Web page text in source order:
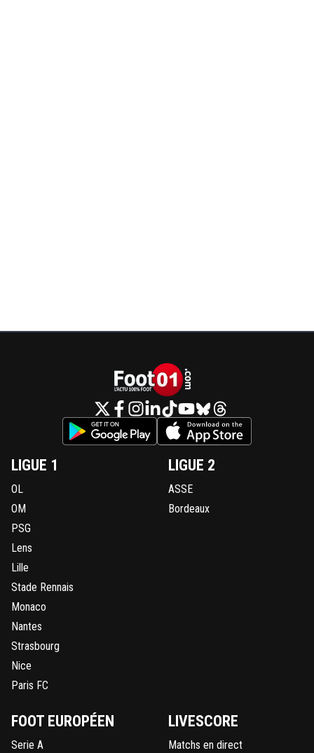
LIGUE 1
OL
OM
PSG
Lens
Lille
Stade Rennais
Monaco
Nantes
Strasbourg
Nice
Paris FC
LIGUE 2
ASSE
Bordeaux
FOOT EUROPÉEN
Serie A
LIVESCORE
Matchs en direct